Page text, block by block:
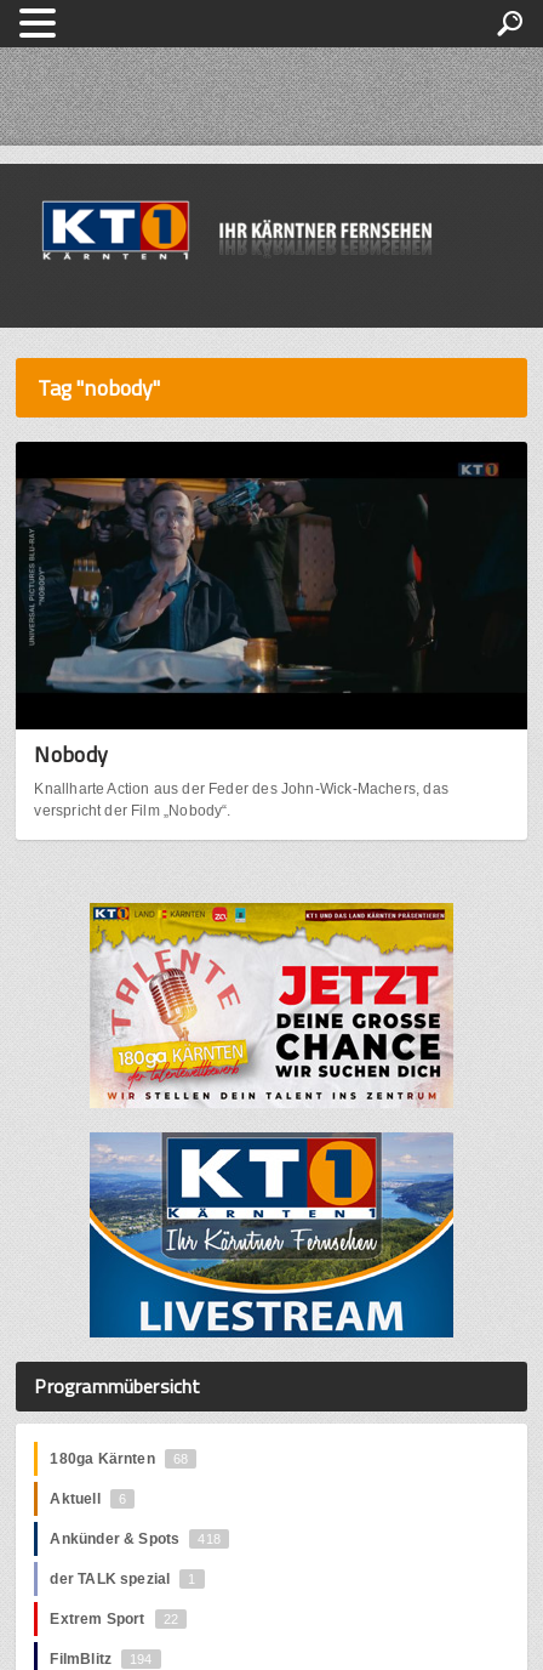
Tag "nobody"
Nobody
Knallharte Action aus der Feder des John-Wick-Machers, das
verspricht der Film „Nobody“.
Programmübersicht
180ga Kärnten 68
Aktuell 6
Ankünder & Spots 418
der TALK spezial 1
Extrem Sport 22
FilmBlitz 194